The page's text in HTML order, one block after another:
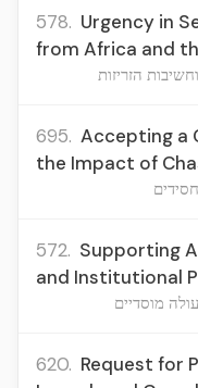
578. Urgency in
from Africa and
הזריזות
695. Accepting a
the Impact of
572. Supporting
and Institutional
מוסדיים
620. Request for